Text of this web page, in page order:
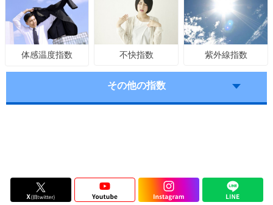
体感温度指数 不快指数 紫外線指数
その他の指数